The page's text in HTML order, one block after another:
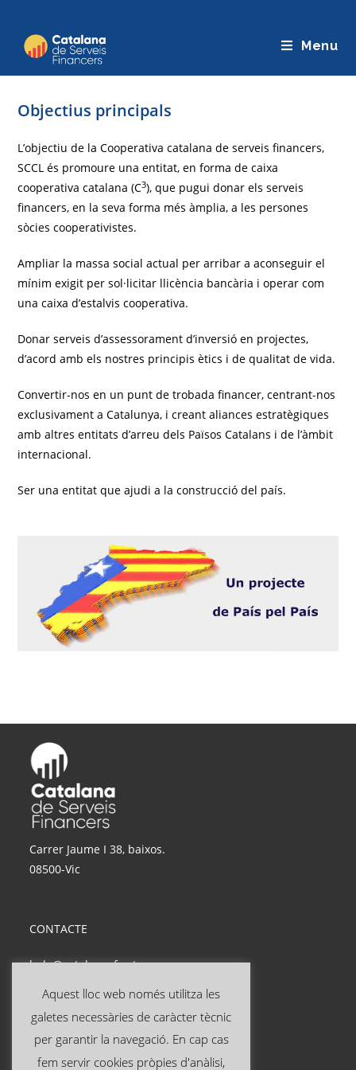
contingut
Menu
Objectius principals
L’objectiu de la Cooperativa catalana de serveis financers,
SCCL és promoure una entitat, en forma de caixa
cooperativa catalana (C3), que pugui donar els serveis
financers, en la seva forma més àmplia, a les persones
sòcies cooperativistes.
Ampliar la massa social actual per arribar a aconseguir el
mínim exigit per sol·licitar llicència bancària i operar com
una caixa d’estalvis cooperativa.
Donar serveis d’assessorament d’inversió en projectes,
d’acord amb els nostres principis ètics i de qualitat de vida.
Convertir-nos en un punt de trobada financer, centrant-nos
exclusivament a Catalunya, i creant aliances estratègiques
amb altres entitats d’arreu dels Països Catalans i de l’àmbit
internacional.
Ser una entitat que ajudi a la construcció del país.
Carrer Jaume I 38, baixos.
08500-Vic
CONTACTE
hola@catalanasf.cat
INFORMACIÓ ÚTIL
Aquest lloc web només utilitza les
galetes necessàries de caràcter tècnic
per garantir la navegació. En cap cas
fem servir cookies pròpies d'anàlisi,